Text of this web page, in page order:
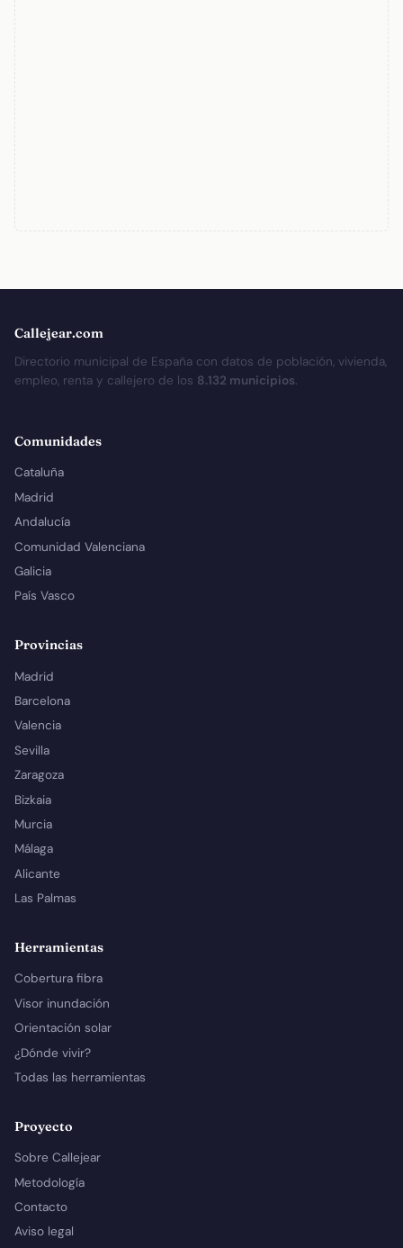
Callejear.com
Directorio municipal de España con datos de población, vivienda,
empleo, renta y callejero de los 8.132 municipios.
Comunidades
Cataluña
Madrid
Andalucía
Comunidad Valenciana
Galicia
País Vasco
Provincias
Madrid
Barcelona
Valencia
Sevilla
Zaragoza
Bizkaia
Murcia
Málaga
Alicante
Las Palmas
Herramientas
Cobertura fibra
Visor inundación
Orientación solar
¿Dónde vivir?
Todas las herramientas
Proyecto
Sobre Callejear
Metodología
Contacto
Aviso legal